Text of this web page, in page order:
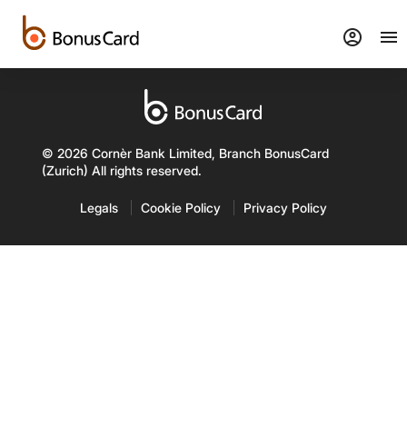
account_circle menu
© 2026 Cornèr Bank Limited, Branch BonusCard
(Zurich) All rights reserved.
Legals Cookie Policy Privacy Policy